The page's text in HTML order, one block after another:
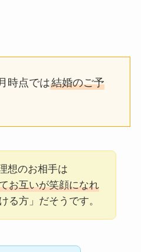
時点では結婚のご予
想のお相手は
お互いが笑顔になれ
る方」だそうです。